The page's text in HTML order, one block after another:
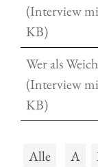
(Interview
KB)
Wer als
(Interview
KB)
Alle A